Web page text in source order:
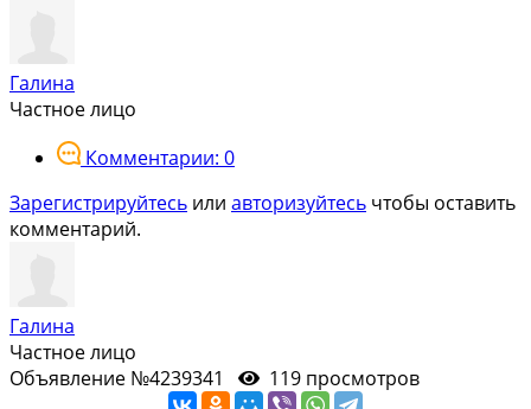
Галина
Частное лицо
Комментарии: 0
Зарегистрируйтесь или авторизуйтесь чтобы оставить
комментарий.
Галина
Частное лицо
Объявление №4239341
119 просмотров